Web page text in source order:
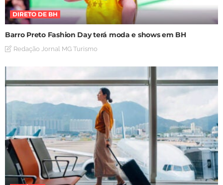
DIRETO DE BH
Barro Preto Fashion Day terá moda e shows em BH
Redação Jornal MG Turismo